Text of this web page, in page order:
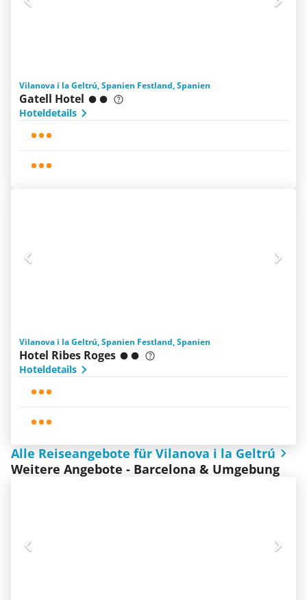
Vilanova i la Geltrú, Spanien Festland, Spanien
Gatell Hotel
Hoteldetails
Vilanova i la Geltrú, Spanien Festland, Spanien
Hotel Ribes Roges
Hoteldetails
Alle Reiseangebote für Vilanova i la Geltrú
Weitere Angebote - Barcelona & Umgebung